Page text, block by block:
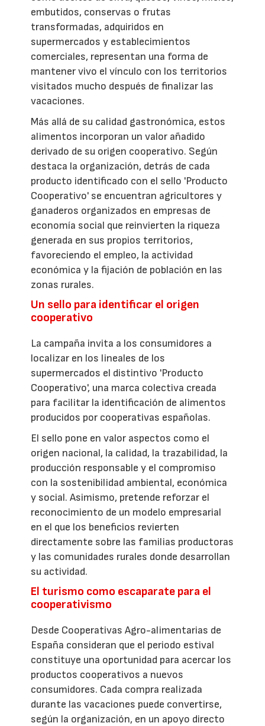
embutidos, conservas o frutas
transformadas, adquiridos en
supermercados y establecimientos
comerciales, representan una forma de
mantener vivo el vínculo con los territorios
visitados mucho después de finalizar las
vacaciones.
Más allá de su calidad gastronómica, estos
alimentos incorporan un valor añadido
derivado de su origen cooperativo. Según
destaca la organización, detrás de cada
producto identificado con el sello 'Producto
Cooperativo' se encuentran agricultores y
ganaderos organizados en empresas de
economía social que reinvierten la riqueza
generada en sus propios territorios,
favoreciendo el empleo, la actividad
económica y la fijación de población en las
zonas rurales.
Un sello para identificar el origen
cooperativo
La campaña invita a los consumidores a
localizar en los lineales de los
supermercados el distintivo 'Producto
Cooperativo', una marca colectiva creada
para facilitar la identificación de alimentos
producidos por cooperativas españolas.
El sello pone en valor aspectos como el
origen nacional, la calidad, la trazabilidad, la
producción responsable y el compromiso
con la sostenibilidad ambiental, económica
y social. Asimismo, pretende reforzar el
reconocimiento de un modelo empresarial
en el que los beneficios revierten
directamente sobre las familias productoras
y las comunidades rurales donde desarrollan
su actividad.
El turismo como escaparate para el
cooperativismo
Desde Cooperativas Agro-alimentarias de
España consideran que el periodo estival
constituye una oportunidad para acercar los
productos cooperativos a nuevos
consumidores. Cada compra realizada
durante las vacaciones puede convertirse,
según la organización, en un apoyo directo